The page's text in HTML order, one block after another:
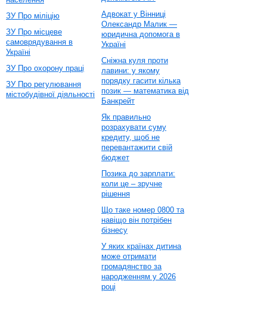
ЗУ Про міліцію
ЗУ Про місцеве
самоврядування в
Україні
ЗУ Про охорону праці
ЗУ Про регулювання
містобудівної діяльності
Адвокат у Вінниці
Олександр Малик —
юридична допомога в
Україні
Сніжна куля проти
лавини: у якому
порядку гасити кілька
позик — математика від
Банкрейт
Як правильно
розрахувати суму
кредиту, щоб не
перевантажити свій
бюджет
Позика до зарплати:
коли це – зручне
рішення
Що таке номер 0800 та
навіщо він потрібен
бізнесу
У яких країнах дитина
може отримати
громадянство за
народженням у 2026
році